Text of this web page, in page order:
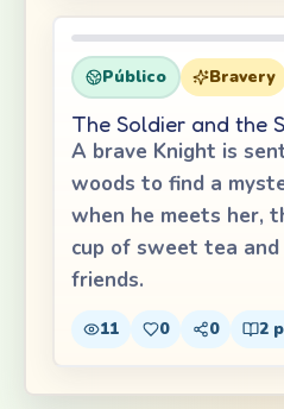
Público Bravery
The Soldier and the
A brave Knight is
woods to find a
when he meets her,
cup of sweet tea and
friends.
11 0 0 2